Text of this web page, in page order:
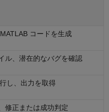
コードを生成
ル、潜在的なバグを確認
し、出力を取得
修正または成功判定